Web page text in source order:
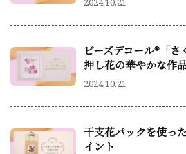
ビーズデコール®「
押し花の華やかな作
2024.10.21
干支花パックを使っ
イント